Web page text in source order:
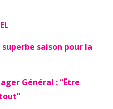
superbe saison pour la
Général : “Être